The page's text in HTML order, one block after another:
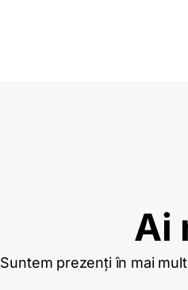
Ai
Suntem prezenți în mai